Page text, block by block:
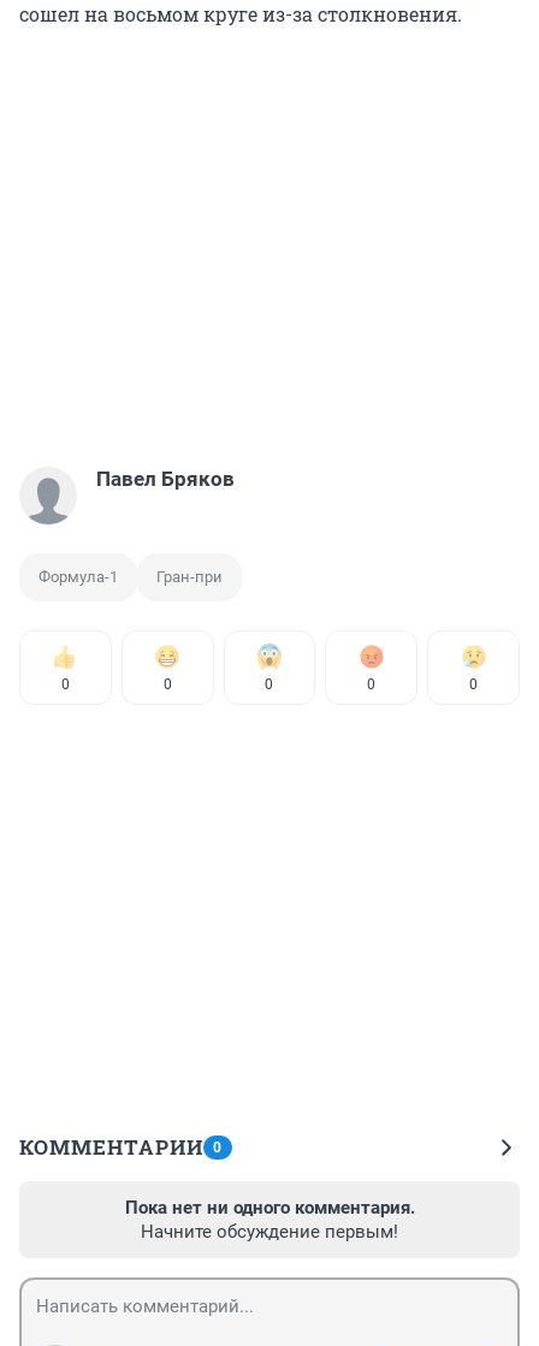
сошел на восьмом круге из-за столкновения.
Павел Бряков
Формула-1 Гран-при
0 0 0 0 0
КОММЕНТАРИИ 0
Пока нет ни одного комментария.
Начните обсуждение первым!